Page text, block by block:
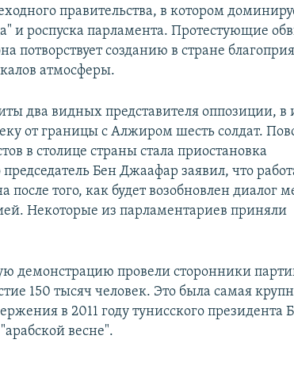
правительства, в котором
и роспуска парламента. Протестующие
потворствует созданию в стране
атмосферы.
два видных представителя оппозиции, в
от границы с Алжиром шесть солдат.
в столице страны стала приостановка
Бен Джаафар заявил, что
после того, как будет возобновлен диалог
Некоторые из парламентариев приняли
демонстрацию провели сторонники
150 тысяч человек. Это была самая
в 2011 году тунисского президента
весне".